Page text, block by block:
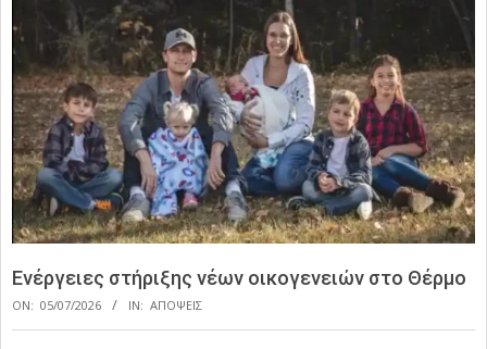
Ενέργειες στήριξης νέων οικογενειών στο Θέρμο
ON: 05/07/2026 IN: ΑΠΟΨΕΙΣ